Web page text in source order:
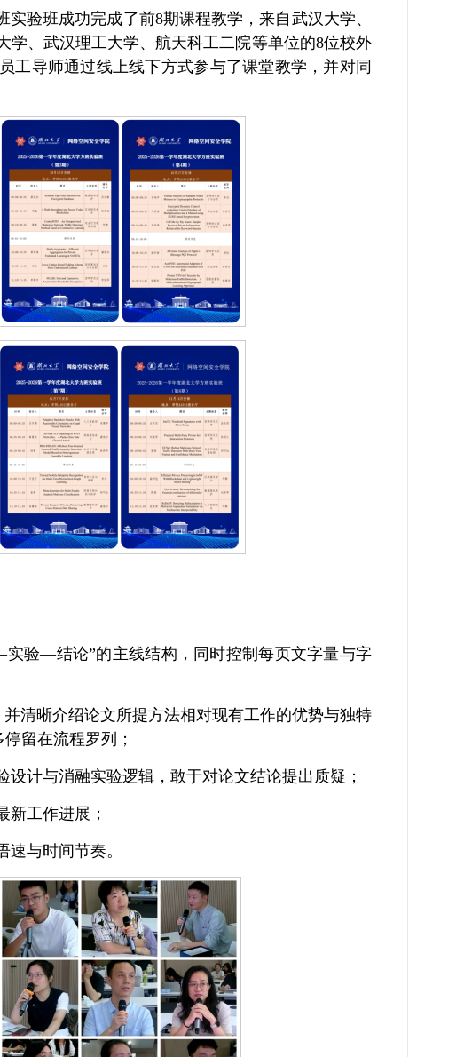
验班成功完成了前8期课程教学，来自武汉大学、
、武汉理工大学、航天科工二院等单位的8位校外
工导师通过线上线下方式参与了课堂教学，并对同
验—结论”的主线结构，同时控制每页文字量与字
清晰介绍论文所提方法相对现有工作的优势与独特
留在流程罗列；
计与消融实验逻辑，敢于对论文结论提出质疑；
新工作进展；
与时间节奏。